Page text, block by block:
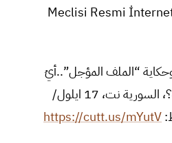
Meclisi Resmi
وحكاية “الملف المؤجل”..أيُ
حلول وخيارات مستقبلية؟، السورية نت، 17 ايلول/
https://cutt.us/mYutV